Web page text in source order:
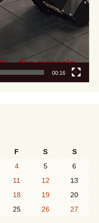
00:16
F S
S
4 5
6
11 12
13
18 19
20
25 26
27